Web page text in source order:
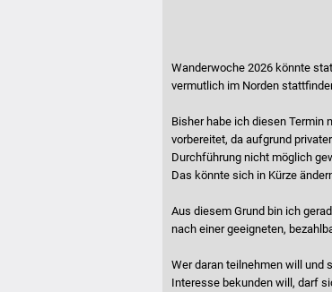
Wanderwoche 2026 könnte
vermutlich im Norden
Bisher habe ich diesen Termin
vorbereitet, da aufgrund
Durchführung nicht möglich
Das könnte sich in Kürze
Aus diesem Grund bin ich
nach einer geeigneten,
Wer daran teilnehmen will und
Interesse bekunden will, darf